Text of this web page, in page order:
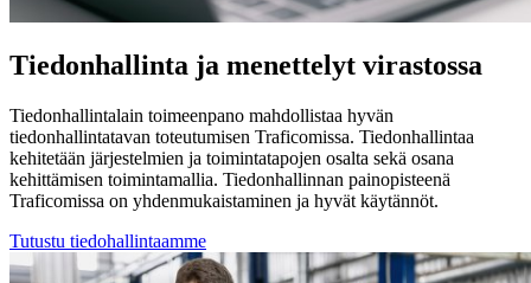
Tiedonhallinta ja menettelyt virastossa
Tiedonhallintalain toimeenpano mahdollistaa hyvän
tiedonhallintatavan toteutumisen Traficomissa. Tiedonhallintaa
kehitetään järjestelmien ja toimintatapojen osalta sekä osana
kehittämisen toimintamallia. Tiedonhallinnan painopisteenä
Traficomissa on yhdenmukaistaminen ja hyvät käytännöt.
Tutustu tiedohallintaamme